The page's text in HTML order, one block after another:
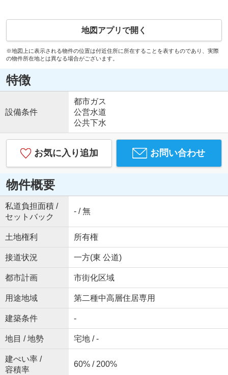
地図アプリで開く
※地図上に表示される物件の位置は付近住所に所在することを表すものであり、実際
の物件所在地とは異なる場合がございます。
特徴
設備条件
都市ガス
公営水道
公共下水
お気に入り追加 お問い合わせ
物件概要
私道負担面積 /
セットバック
- / 無
土地権利 所有権
接道状況 一方(東 公道)
都市計画 市街化区域
用途地域 第二種中高層住居専用
建築条件 -
地目 / 地勢 宅地 / -
建ぺい率 /
容積率
60% / 200%